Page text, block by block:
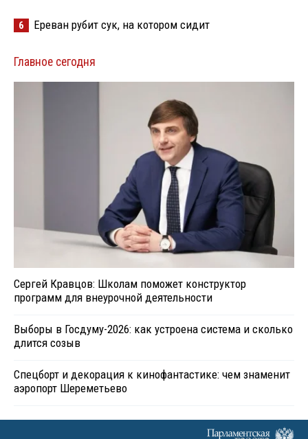
6 Ереван рубит сук, на котором сидит
Главное сегодня
Сергей Кравцов: Школам поможет конструктор
программ для внеурочной деятельности
Выборы в Госдуму-2026: как устроена система и сколько
длится созыв
Спецборт и декорация к кинофантастике: чем знаменит
аэропорт Шереметьево